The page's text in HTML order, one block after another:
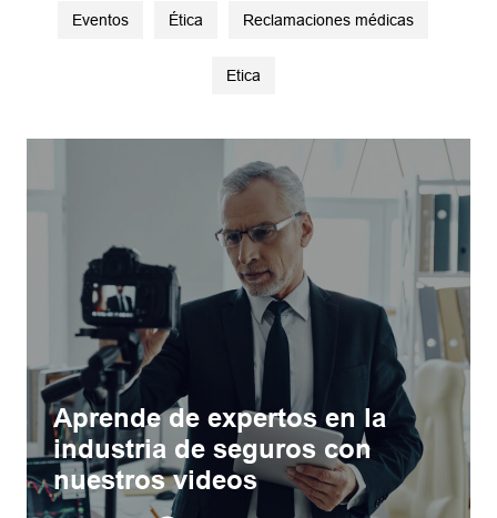
Eventos Ética Reclamaciones médicas
Etica
Aprende de expertos en la
industria de seguros con
nuestros videos